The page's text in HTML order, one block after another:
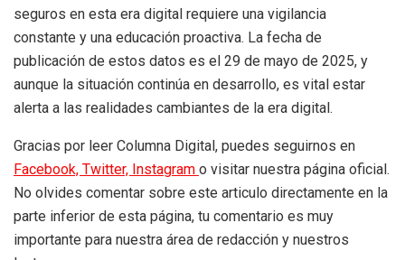
seguros en esta era digital requiere una vigilancia
constante y una educación proactiva. La fecha de
publicación de estos datos es el 29 de mayo de 2025, y
aunque la situación continúa en desarrollo, es vital estar
alerta a las realidades cambiantes de la era digital.
Gracias por leer Columna Digital, puedes seguirnos en
Facebook, Twitter, Instagram o visitar nuestra página oficial.
No olvides comentar sobre este articulo directamente en la
parte inferior de esta página, tu comentario es muy
importante para nuestra área de redacción y nuestros